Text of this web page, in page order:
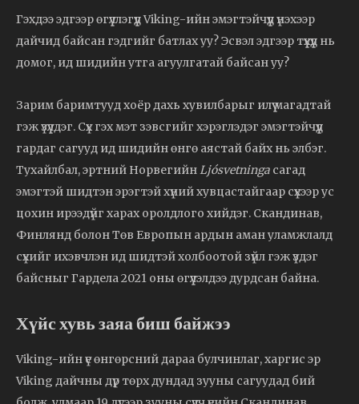
Гэхдээ эдгээр өгүүллэгүүд Viking-ийн эмэгтэйчүүд үнэхээр
дайчид байсан гэдгийг батлах уу? Эсвэл эдгээр түүхүүд нь
домог, ид шидийн утга агуулгатай байсан уу?
Зарим баримтууд хоёр дахь хувилбарыг илүү магадтай
гэж үзүүлдэг. Сүх гэх мэт зэвсгийг хэрэглэдэг эмэгтэйчүүд
гардаг сагууд ид шидийн өнгө аястай байх нь элбэг.
Тухайлбал, эртний НорвегийнLjós­vetninga сагад
эмэгтэй шидтэн эрэгтэй хүний хувцастайгаар сүхээр ус
цохин ирээдүйг харах оролдлого хийдэг. Скандинав,
Финлянд болон Төв Европын ардын аман уламжлалд
сүхийг ихэвчлэн ид шидтэй холбоотой зүйл гэж үздэг
байсныг Гардела 2021 оны өгүүлэлдээ дурдсан байна.
Хүйс хувь заяа биш байжээ
Viking-ийн үе өнгөрсний дараа булчинлаг, харгис эр
Viking дайчны дүр төрх дундад зууны сагуудад бий